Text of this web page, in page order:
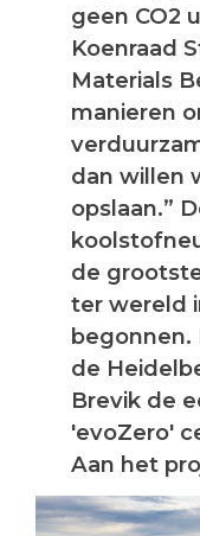
geen CO2
Koenraad
Materials
manieren
dan willen
opslaan.”
de
ter wereld
begonnen.
de
Brevik de
'evoZero'
Aan het